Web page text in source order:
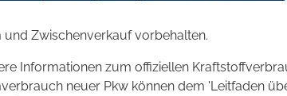
und Zwischenverkauf vorbehalten.
Informationen zum offiziellen
neuer Pkw können dem 'Leitfaden